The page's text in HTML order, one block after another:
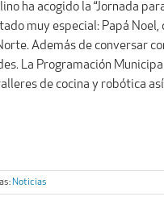
ha acogido la “Jornada
muy especial: Papá
Además de conversar
La Programación
de cocina y robótica
Noticias